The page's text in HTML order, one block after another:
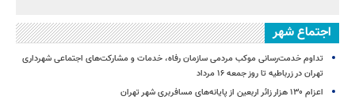
اجتماع شهر
تداوم خدمت‌رسانی موکب مردمی سازمان رفاه، خدمات و مشارکت‌های اجتماعی شهرداری
تهران در زرباطیه تا روز جمعه ۱۶ مرداد
اعزام ۱۳۰ هزار زائر اربعین از پایانه‌های مسافربری شهر تهران